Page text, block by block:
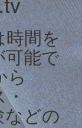
時間を
能で
ら
・
などの